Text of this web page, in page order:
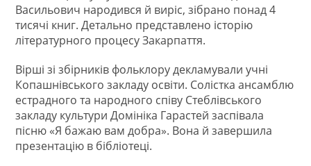
Васильович народився й виріс, зібрано понад 4
тисячі книг. Детально представлено історію
літературного процесу Закарпаття.
Вірші зі збірників фольклору декламували учні
Копашнівського закладу освіти. Солістка ансамблю
естрадного та народного співу Стеблівського
закладу культури Домініка Гарастей заспівала
пісню «Я бажаю вам добра». Вона й завершила
презентацію в бібліотеці.